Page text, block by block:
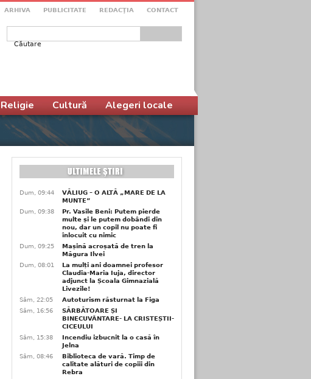
ARHIVA PUBLICITATE REDACŢIA CONTACT
Formular de căutare
Religie Cultură Alegeri locale
Dum, 09:44
VĂLIUG – O ALTĂ „MARE DE LA
MUNTE”
Dum, 09:38
Pr. Vasile Beni: Putem pierde
multe și le putem dobândi din
nou, dar un copil nu poate fi
înlocuit cu nimic
Dum, 09:25
Mașină acroșată de tren la
Măgura Ilvei
Dum, 08:01
La mulți ani doamnei profesor
Claudia-Maria Iuja, director
adjunct la Școala Gimnazială
Livezile!
Sâm, 22:05
Autoturism răsturnat la Figa
Sâm, 16:56
SĂRBĂTOARE ȘI
BINECUVÂNTARE- LA CRISTEȘTII-
CICEULUI
Sâm, 15:38
Incendiu izbucnit la o casă în
Jelna
Sâm, 08:46
Biblioteca de vară. Timp de
calitate alături de copiii din
Rebra